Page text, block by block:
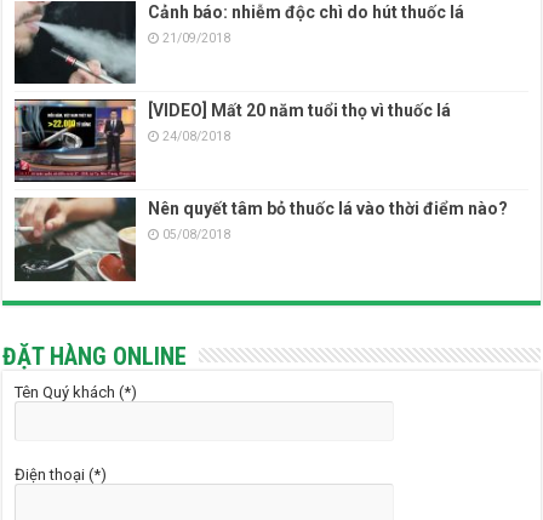
Cảnh báo: nhiễm độc chì do hút thuốc lá
21/09/2018
[VIDEO] Mất 20 năm tuổi thọ vì thuốc lá
24/08/2018
Nên quyết tâm bỏ thuốc lá vào thời điểm nào?
05/08/2018
ĐẶT HÀNG ONLINE
Tên Quý khách (*)
Điện thoại (*)